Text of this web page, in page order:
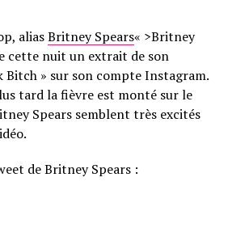
aliasBritney Spears« >Britney
cette nuit un extrait de son
Bitch » sur son compte Instagram.
tard la fièvre est monté sur le
Spears semblent très excités
de Britney Spears :